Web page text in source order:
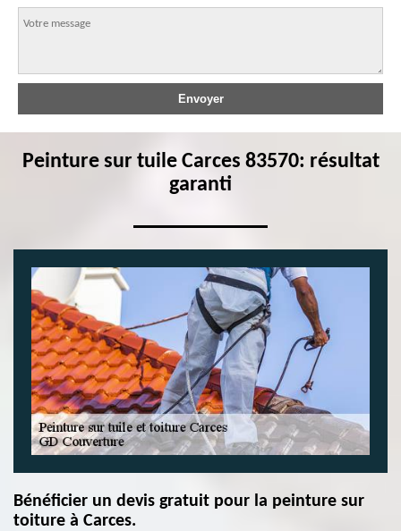
Peinture sur tuile Carces 83570: résultat
garanti
Bénéficier un devis gratuit pour la peinture sur
toiture à Carces.